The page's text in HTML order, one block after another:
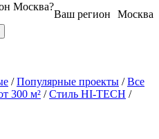
Москва
Ваш регион
Москва?
/Популярные проекты /Все
300 м² /Стиль HI-TECH /